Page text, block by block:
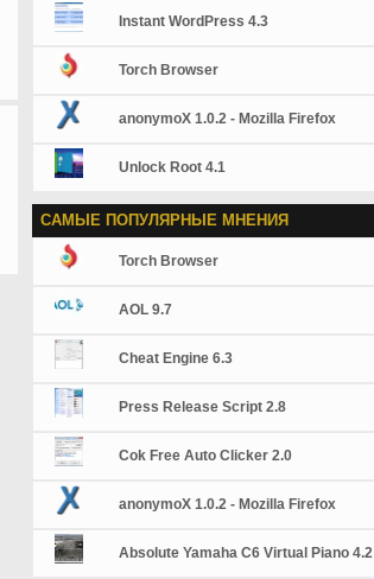
Instant WordPress 4.3
Torch Browser
anonymoX 1.0.2 - Mozilla Firefox
Unlock Root 4.1
САМЫЕ ПОПУЛЯРНЫЕ МНЕНИЯ
Torch Browser
AOL 9.7
Cheat Engine 6.3
Press Release Script 2.8
Cok Free Auto Clicker 2.0
anonymoX 1.0.2 - Mozilla Firefox
Absolute Yamaha C6 Virtual Piano 4.2